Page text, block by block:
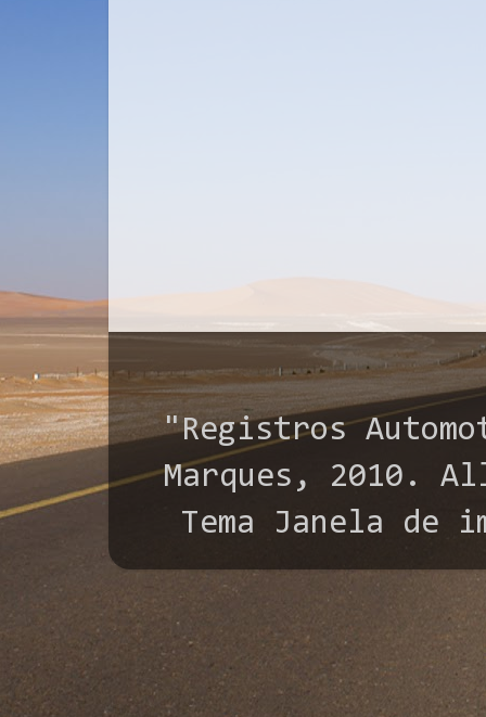
"Registros
Marques, 2010.
Tema Janela de